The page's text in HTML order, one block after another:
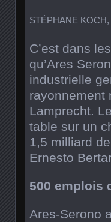
STÉPHANE KOCH,
C’est dans
qu’Ares
industrielle
rayonnement
Lamprecht.
table sur un
1,5 milliard
Ernesto
500 emplois
Ares-Serono